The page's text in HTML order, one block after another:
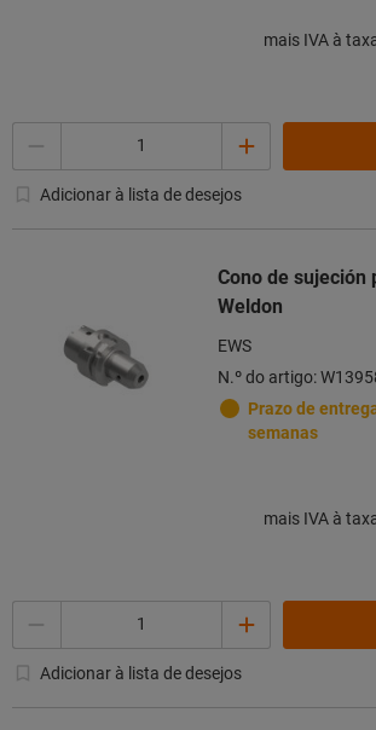
mais IVA à
Adicionar à lista de desejos
Cono de sujeción
Weldon
EWS
N.º do artigo:
Prazo de
semanas
mais IVA à
Adicionar à lista de desejos